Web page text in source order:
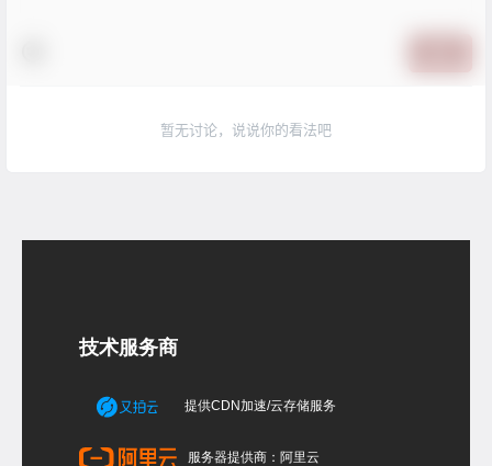
暂无讨论，说说你的看法吧
技术服务商
提供CDN加速/云存储服务
服务器提供商：阿里云